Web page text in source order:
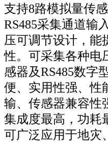
支持8路模拟量传
RS485采集通道输
压可调节设计，能
性。可采集各种电
感器及RS485数字
便、实用性强、性
输、传感器兼容性
集成度最高，功耗
可广泛应用于地灾